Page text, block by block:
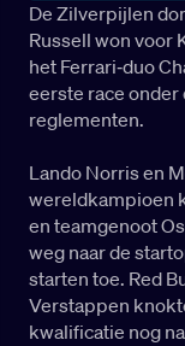
De Zilverpijlen
Russell won voor
het Ferrari‑duo
eerste race
reglementen.
Lando Norris en
wereldkampioen
en teamgenoot
weg naar de
starten toe. Red
Verstappen
kwalificatie nog